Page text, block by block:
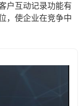
户互动记录功能有
，使企业在竞争中